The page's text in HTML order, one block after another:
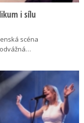
i sílu
scéna